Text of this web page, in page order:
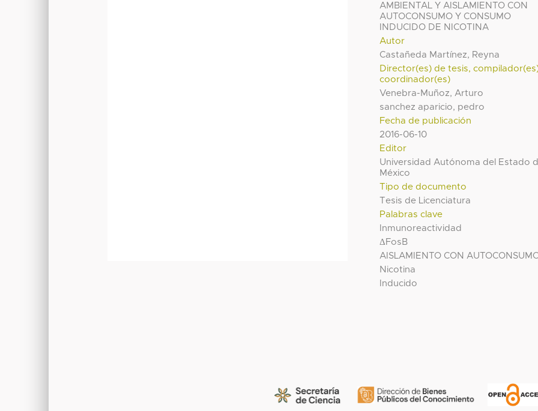
AMBIENTAL Y AISLAMIENTO CON
AUTOCONSUMO Y CONSUMO
INDUCIDO DE NICOTINA
Autor
Castañeda Martínez, Reyna
Director(es) de tesis,
coordinador(es)
Venebra-Muñoz, Arturo
sanchez aparicio, pedro
Fecha de publicación
2016-06-10
Editor
Universidad Autónoma del Estado
México
Tipo de documento
Tesis de Licenciatura
Palabras clave
Inmunoreactividad
ΔFosB
AISLAMIENTO CON
Nicotina
Inducido